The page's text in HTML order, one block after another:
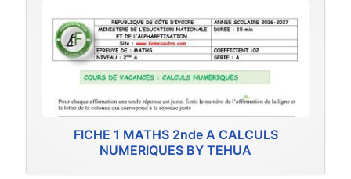
FICHE 1 MATHS 2nde A CALCULS
NUMERIQUES BY TEHUA